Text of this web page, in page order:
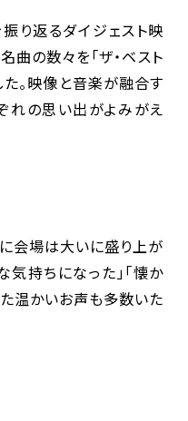
り返るダイジェスト映
曲の数々を「ザ・ベスト
。映像と音楽が融合す
れの思い出がよみがえ
会場は大いに盛り上が
気持ちになった」「懐か
温かいお声も多数いた